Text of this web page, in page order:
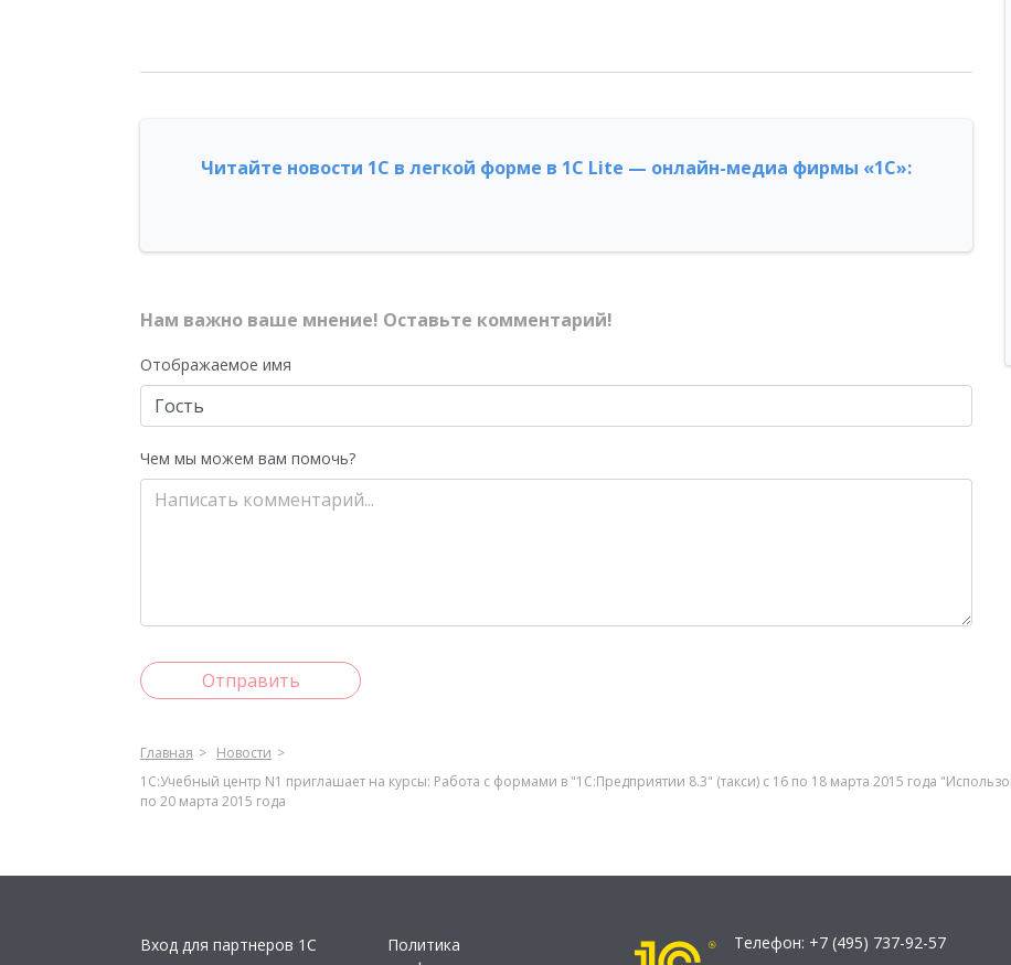
Читайте новости 1С в легкой форме в 1С Lite — онлайн-медиа фирмы «1С»:
Нам важно ваше мнение! Оставьте комментарий!
Отображаемое имя
Чем мы можем вам помочь?
Отправить
Главная
Новости
1С:Учебный центр N1 приглашает на курсы: Работа с формами в "1С:Предприятии 8.3" (такси) с 16 по 18 марта 2015 года
по 20 марта 2015 года
Вход для партнеров 1С
Политика
Телефон: +7 (495) 737-92-57